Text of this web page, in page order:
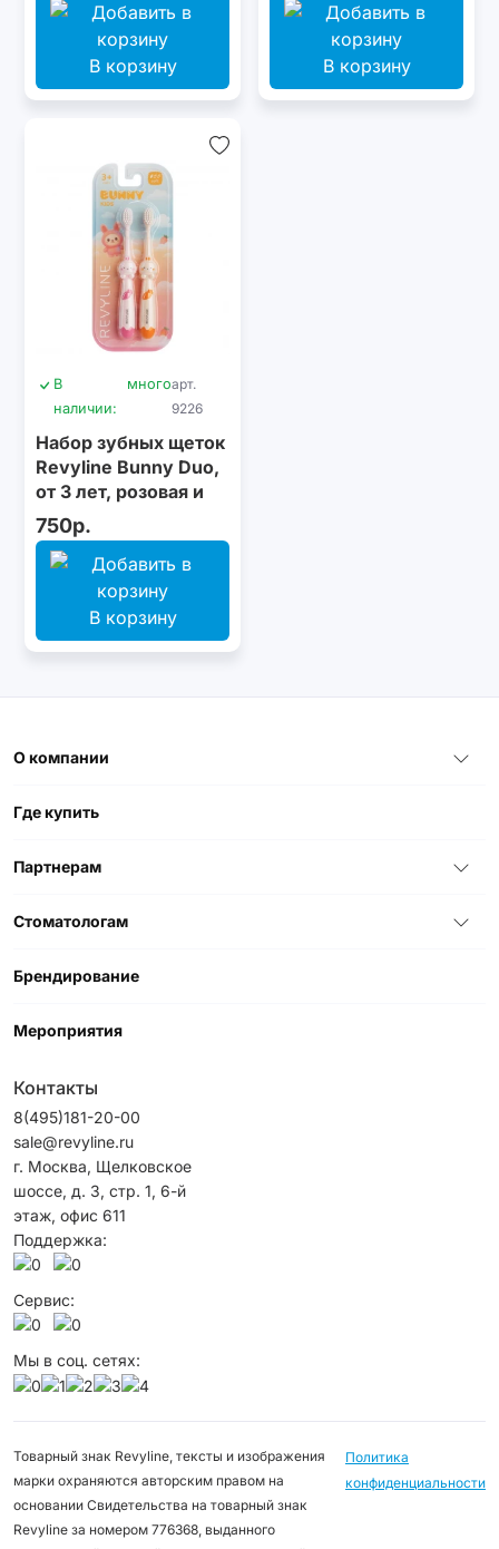
В корзину В корзину
В
наличии:
многоарт.
9226
Набор зубных щеток
Revyline Bunny Duo,
от 3 лет, розовая и
оранжевая
750р.
В корзину
О компании
Где купить
Партнерам
Стоматологам
Брендирование
Мероприятия
Контакты
8(495)181-20-00
sale@revyline.ru
г. Москва, Щелковское
шоссе, д. 3, стр. 1, 6-й
этаж, офис 611
Поддержка:
Сервис:
Мы в соц. сетях:
Товарный знак Revyline, тексты и изображения
марки охраняются авторским правом на
основании Свидетельства на товарный знак
Revyline за номером 776368, выданного
Политика
конфиденциальности